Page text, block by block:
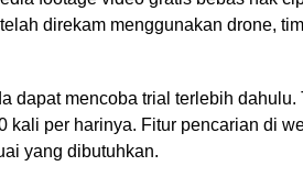
direkam menggunakan drone,
dapat mencoba trial terlebih
kali per harinya. Fitur pencarian di
yang dibutuhkan.